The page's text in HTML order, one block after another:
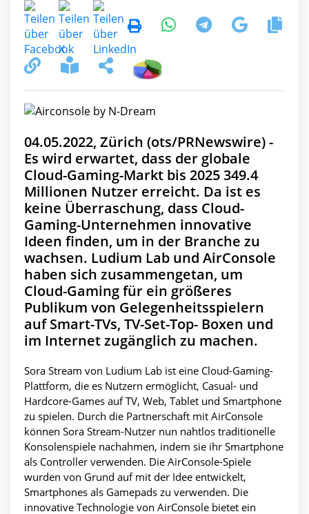
04.05.2022, Zürich (ots/PRNewswire) -
Es wird erwartet, dass der globale
Cloud-Gaming-Markt bis 2025 349.4
Millionen Nutzer erreicht. Da ist es
keine Überraschung, dass Cloud-
Gaming-Unternehmen innovative
Ideen finden, um in der Branche zu
wachsen. Ludium Lab und AirConsole
haben sich zusammengetan, um
Cloud-Gaming für ein größeres
Publikum von Gelegenheitsspielern
auf Smart-TVs, TV-Set-Top- Boxen und
im Internet zugänglich zu machen.
Sora Stream von Ludium Lab ist eine Cloud-Gaming-
Plattform, die es Nutzern ermöglicht, Casual- und
Hardcore-Games auf TV, Web, Tablet und Smartphone
zu spielen. Durch die Partnerschaft mit AirConsole
können Sora Stream-Nutzer nun nahtlos traditionelle
Konsolenspiele nachahmen, indem sie ihr Smartphone
als Controller verwenden. Die AirConsole-Spiele
wurden von Grund auf mit der Idee entwickelt,
Smartphones als Gamepads zu verwenden. Die
innovative Technologie von AirConsole bietet ein